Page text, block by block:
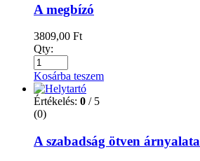
A megbízó
3809,00 Ft
Qty:
Kosárba teszem
Értékelés: 0 / 5
(0)
A szabadság ötven árnyalata